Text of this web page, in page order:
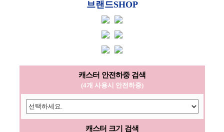
브랜드SHOP
캐스터 안전하중 검색
(4개 사용시 안전하중)
캐스터 크기 검색